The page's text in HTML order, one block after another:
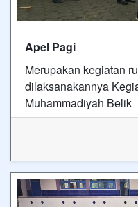
Apel Pagi
Merupakan kegiatan
dilaksanakannya
Muhammadiyah Belik